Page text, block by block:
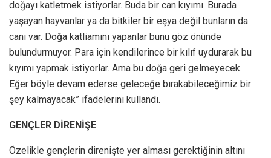
doğayı katletmek istiyorlar. Buda bir can kıyımı. Burada
yaşayan hayvanlar ya da bitkiler bir eşya değil bunların da
canı var. Doğa katliamını yapanlar bunu göz önünde
bulundurmuyor. Para için kendilerince bir kılıf uydurarak bu
kıyımı yapmak istiyorlar. Ama bu doğa geri gelmeyecek.
Eğer böyle devam ederse geleceğe bırakabileceğimiz bir
şey kalmayacak” ifadelerini kullandı.
GENÇLER DİRENİŞE
Özelikle gençlerin direnişte yer alması gerektiğinin altını